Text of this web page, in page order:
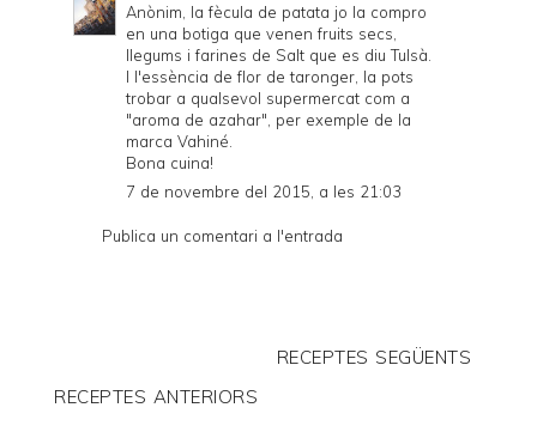
Anònim, la fècula de patata jo la compro
en una botiga que venen fruits secs,
llegums i farines de Salt que es diu Tulsà.
I l'essència de flor de taronger, la pots
trobar a qualsevol supermercat com a
"aroma de azahar", per exemple de la
marca Vahiné.
Bona cuina!
7 de novembre del 2015, a les 21:03
Publica un comentari a l'entrada
RECEPTES SEGÜENTS
RECEPTES ANTERIORS